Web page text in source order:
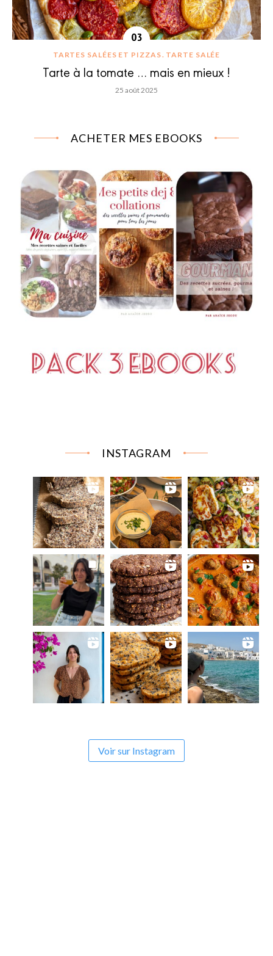
TARTES SALÉES ET PIZZAS TARTE SALÉE
Tarte à la tomate … mais en mieux !
25 août 2025
ACHETER MES EBOOKS
INSTAGRAM
Voir sur Instagram